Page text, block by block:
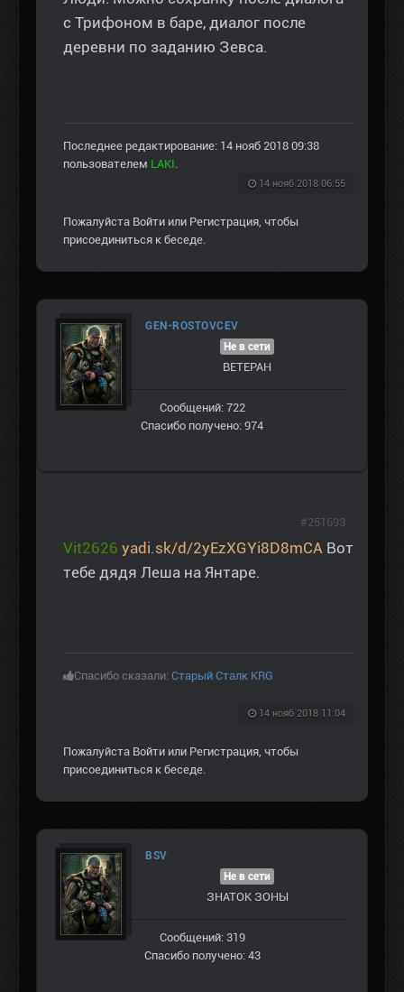
с Трифоном в баре, диалог после
деревни по заданию Зевса.
Последнее редактирование: 14 нояб 2018 09:38
пользователем LAKI.
14 нояб 2018 06:55
Пожалуйста Войти или Регистрация, чтобы
присоединиться к беседе.
GEN-ROSTOVCEV
Не в сети
ВЕТЕРАН
Сообщений: 722
Спасибо получено: 974
Vit2626 yadi.sk/d/2yEzXGYi8D8mCA Вот
тебе дядя Леша на Янтаре.
Спасибо сказали: Старый Сталк KRG
14 нояб 2018 11:04
#251693
Пожалуйста Войти или Регистрация, чтобы
присоединиться к беседе.
BSV
Не в сети
ЗНАТОК ЗОНЫ
Сообщений: 319
Спасибо получено: 43